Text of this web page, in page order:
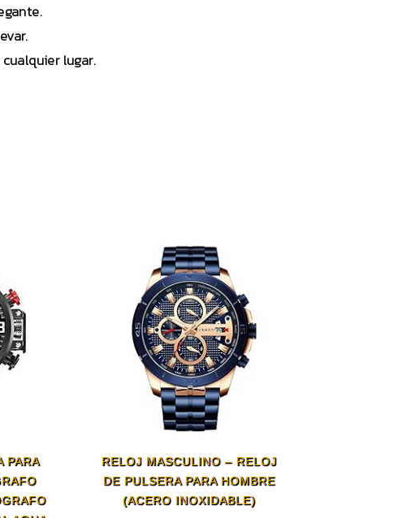
lugar.
PARA
RELOJ MASCULINO – RELOJ
DE PULSERA PARA HOMBRE
(ACERO INOXIDABLE)